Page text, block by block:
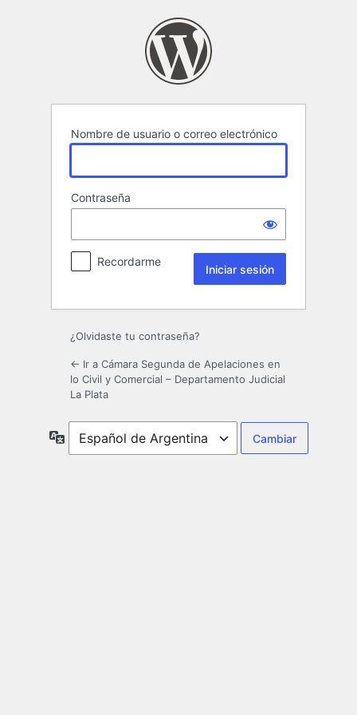
Nombre de usuario o correo electrónico
Contraseña
Recordarme
¿Olvidaste tu contraseña?
← Ir a Cámara Segunda de Apelaciones en
lo Civil y Comercial – Departamento Judicial
La Plata
Idioma